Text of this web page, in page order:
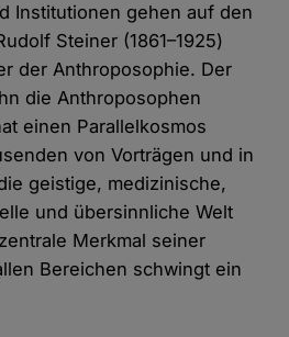
Institutionen gehen auf den
Steiner (1861–1925)
der Anthroposophie. Der
die Anthroposophen
einen Parallelkosmos
von Vorträgen und in
geistige, medizinische,
und übersinnliche Welt
Merkmal seiner
Bereichen schwingt ein